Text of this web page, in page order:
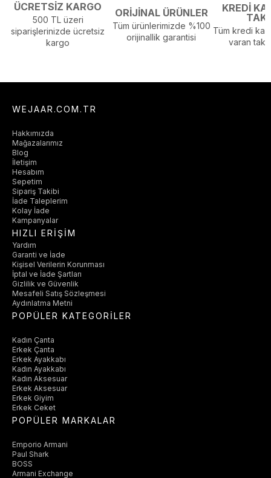
ÜCRETSİZ KARGO
500 TL üzeri
siparişlerinizde ücretsiz
kargo
ORİJİNAL ÜRÜNLER
Tüm ürünlerimizde %100
orijinallik garantisi
KREDİ
Tüm kredi
varan
WEJAAR.COM.TR
Hakkımızda
Mağazalarımız
Blog
İletişim
Hesabım
Sepetim
Sipariş Takibi
İade Taleplerim
Kolay İade
Kampanyalar
HIZLI ERİŞİM
Yardım
Garanti ve İade
Kişisel Verilerin Korunması
İptal ve İade Şartları
Gizlilik ve Güvenlik
Mesafeli Satış Sözleşmesi
Aydınlatma Metni
POPÜLER KATEGORİLER
Kadın Çanta
Erkek Çanta
Erkek Ayakkabı
Kadın Ayakkabı
Kadın Aksesuar
Erkek Aksesuar
Erkek Giyim
Erkek Ceket
POPÜLER MARKALAR
Emporio Armani
Paul Shark
BOSS
Armani Exchange